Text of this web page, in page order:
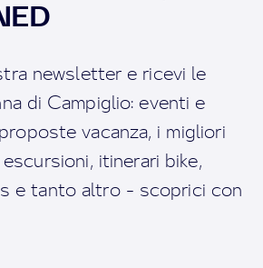
newsletter e ricevi le
di Campiglio: eventi e
vacanza, i migliori
itinerari bike,
e tanto altro - scoprici con